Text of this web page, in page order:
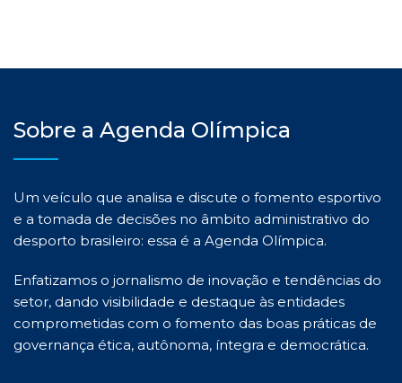
Sobre a Agenda Olímpica
Um veículo que analisa e discute o fomento esportivo
e a tomada de decisões no âmbito administrativo do
desporto brasileiro: essa é a Agenda Olímpica.
Enfatizamos o jornalismo de inovação e tendências do
setor, dando visibilidade e destaque às entidades
comprometidas com o fomento das boas práticas de
governança ética, autônoma, íntegra e democrática.